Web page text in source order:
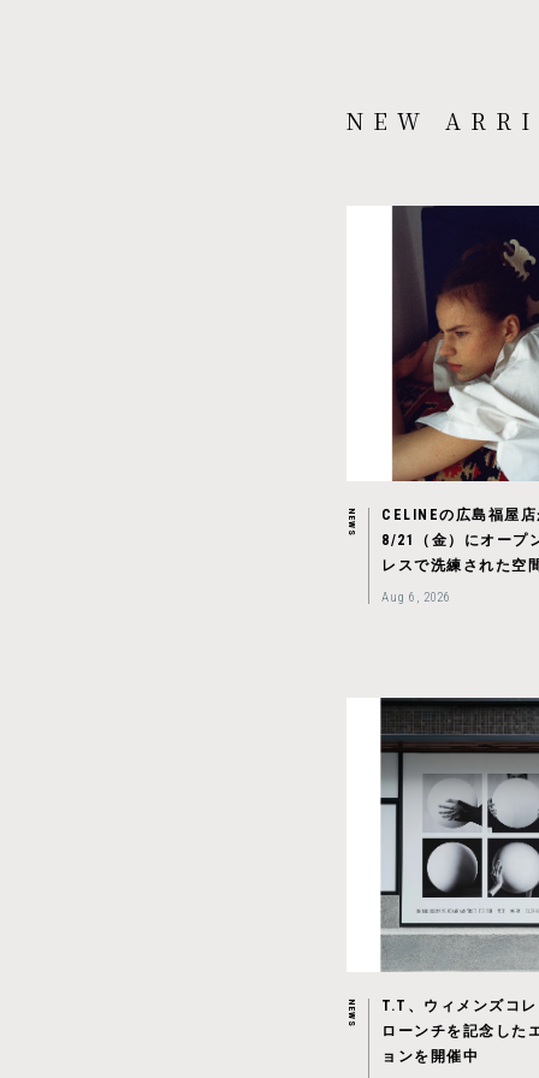
NEW
NEWS
CELINEの広島福屋
8/21（金）にオープ
レスで洗練された空
Aug 6, 2026
NEWS
T.T、ウィメンズコ
ローンチを記念した
ョンを開催中